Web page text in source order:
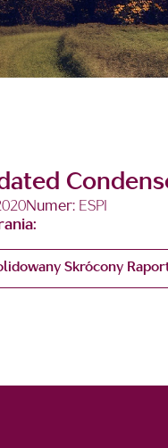
Numer: ESPI
Skrócony